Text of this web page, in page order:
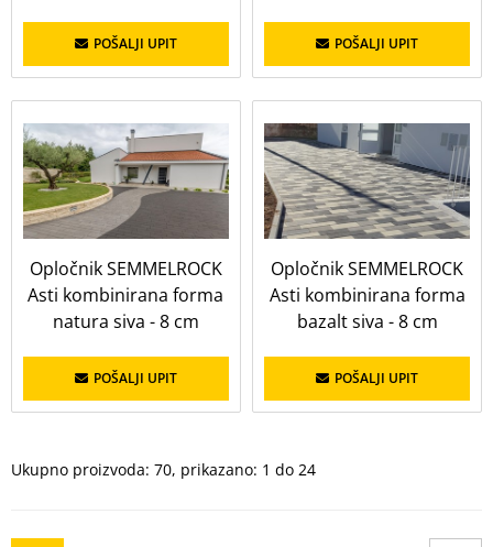
POŠALJI UPIT POŠALJI UPIT
Opločnik SEMMELROCK
Asti kombinirana forma
natura siva - 8 cm
POŠALJI UPIT
Opločnik SEMMELROCK
Asti kombinirana forma
bazalt siva - 8 cm
POŠALJI UPIT
Ukupno proizvoda: 70, prikazano: 1 do 24